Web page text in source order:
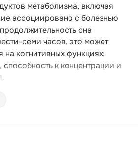
метаболизма, включая
ассоциировано с болезнью
сна
семи часов, это может
на когнитивных функциях:
к концентрации и